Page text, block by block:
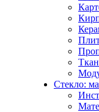
Стекло: